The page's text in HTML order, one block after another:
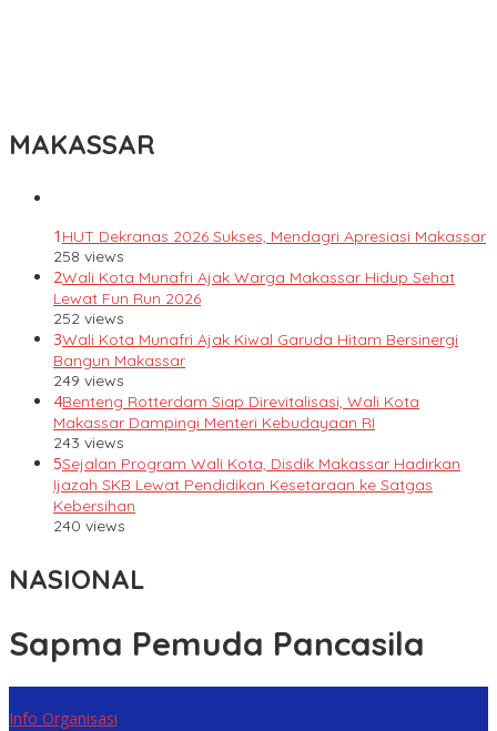
MAKASSAR
1 HUT Dekranas 2026 Sukses, Mendagri Apresiasi Makassar
258 views
2Wali Kota Munafri Ajak Warga Makassar Hidup Sehat
Lewat Fun Run 2026
252 views
3Wali Kota Munafri Ajak Kiwal Garuda Hitam Bersinergi
Bangun Makassar
249 views
4Benteng Rotterdam Siap Direvitalisasi, Wali Kota
Makassar Dampingi Menteri Kebudayaan RI
243 views
5Sejalan Program Wali Kota, Disdik Makassar Hadirkan
Ijazah SKB Lewat Pendidikan Kesetaraan ke Satgas
Kebersihan
240 views
NASIONAL
Sapma Pemuda Pancasila
Info Organisasi